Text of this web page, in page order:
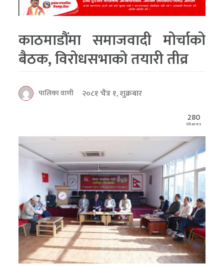
काठमाडौंमा समाजवादी मोर्चाको
बैठक, विरोधसभाको तयारी तीव्र
पालिका वाणी
२०८१ चैत्र १, शुक्रबार
280
Shares